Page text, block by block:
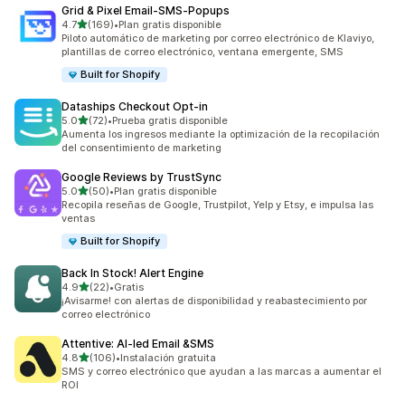
Grid & Pixel Email‑SMS‑Popups
4.7de 5 estrellas
(169)
169 reseñas en total
•Plan gratis disponible
Piloto automático de marketing por correo electrónico de Klaviyo,
plantillas de correo electrónico, ventana emergente, SMS
Built for Shopify
Dataships Checkout Opt‑in
5.0de 5 estrellas
(72)
72 reseñas en total
•Prueba gratis disponible
Aumenta los ingresos mediante la optimización de la recopilación
del consentimiento de marketing
Google Reviews by TrustSync
5.0de 5 estrellas
(50)
50 reseñas en total
•Plan gratis disponible
Recopila reseñas de Google, Trustpilot, Yelp y Etsy, e impulsa las
ventas
Built for Shopify
Back In Stock! Alert Engine
4.9de 5 estrellas
(22)
22 reseñas en total
•Gratis
¡Avisarme! con alertas de disponibilidad y reabastecimiento por
correo electrónico
Attentive: AI‑led Email &SMS
4.8de 5 estrellas
(106)
106 reseñas en total
•Instalación gratuita
SMS y correo electrónico que ayudan a las marcas a aumentar el
ROI